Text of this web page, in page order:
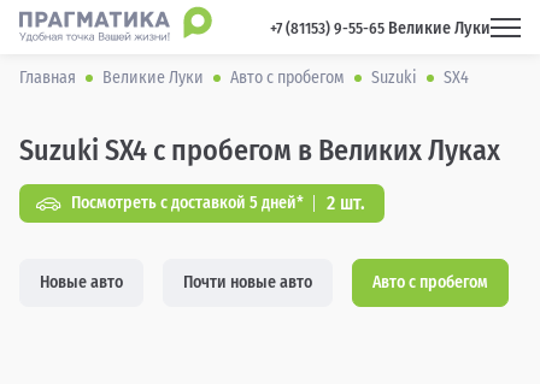
+7 (81153) 9-55-65 Великие Луки
Главная Великие Луки Авто с пробегом Suzuki SX4
Suzuki SX4 с пробегом в Великих Луках
Посмотреть с доставкой 5 дней* 2 шт.
Новые авто Почти новые авто Авто с пробегом